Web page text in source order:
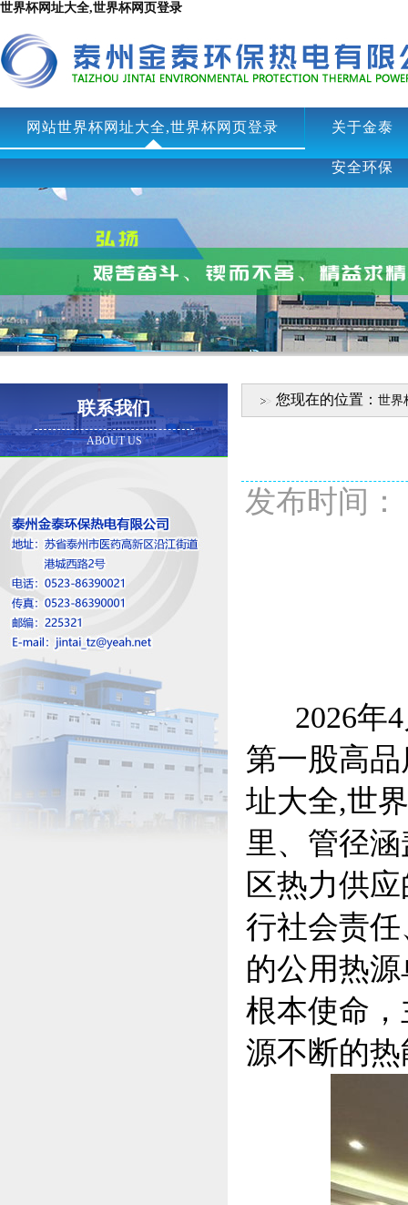
世界杯网址大全,世界杯网页登录
网站世界杯网址大全,世界杯网页登录 关于金泰
安全环保
联系我们
ABOUT US
您现在的位置： 世界
发布时间：
2026年4
第一股高
址大全,世
里、管径
区热力供
行社会责
的公用热
根本使命
源不断的